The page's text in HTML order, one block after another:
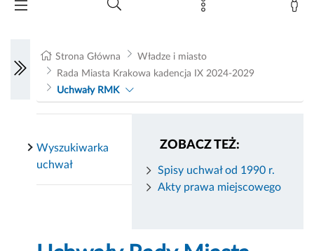
Strona Główna
Władze i miasto
Rada Miasta Krakowa kadencja IX 2024-2029
Uchwały RMK
ZOBACZ TEŻ:
Spisy uchwał od 1990 r.
Akty prawa miejscowego
Wyszukiwarka
uchwał